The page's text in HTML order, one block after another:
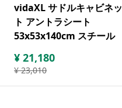
vidaXL サドルキャビネッ
ト アントラシート
53x53x140cm スチール
¥ 21,180
¥ 23,010